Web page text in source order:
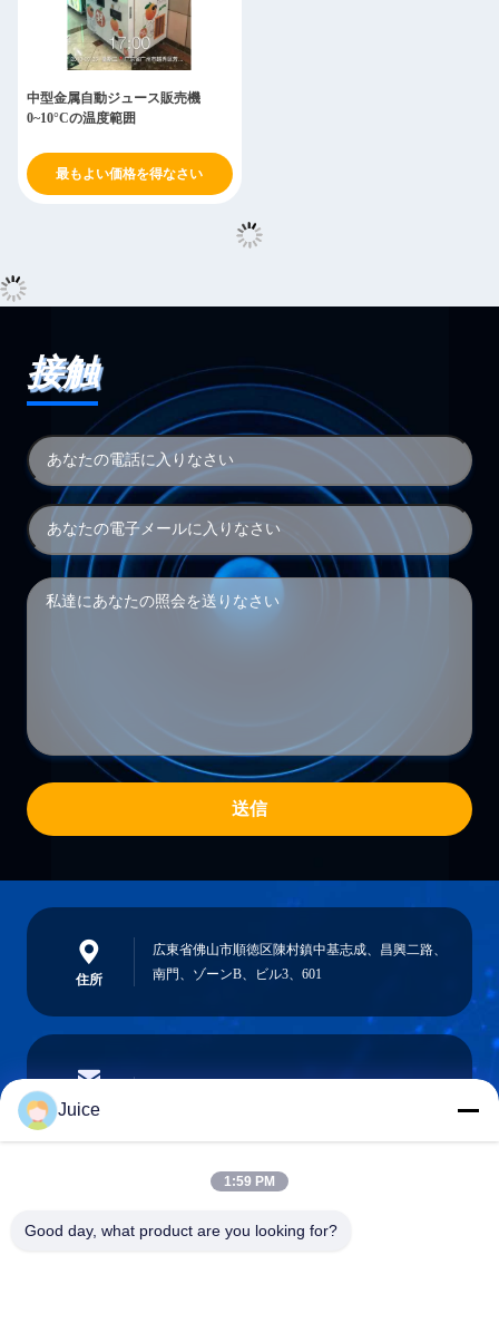
中型金属自動ジュース販売機
0~10°Cの温度範囲
最もよい価格を得なさい
接触
送信
住所
広東省佛山市順徳区陳村鎮中基志成、昌興二路、
南門、ゾーンB、ビル3、601
電子メール
電話
Juice
1:59 PM
Good day, what product are you looking for?